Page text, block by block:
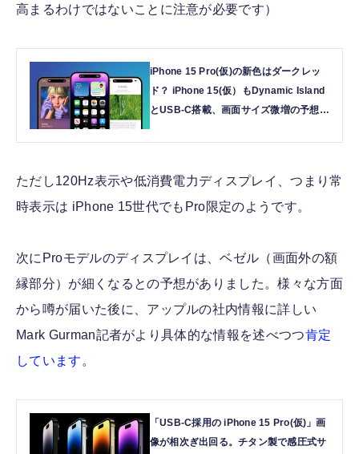
高まるわけではないことに注意が必要です）
iPhone 15 Pro(仮)の新色はダークレッ
ド？ iPhone 15(仮）もDynamic Island
とUSB-C搭載、画面サイズ微増の予想
ただし120Hz表示や低消費電力ディスプレイ、つまり常
時表示は iPhone 15世代でもPro限定のようです。
次にProモデルのディスプレイは、ベゼル（画面外の額
縁部分）が細くなるとの予想がありました。様々な方面
から噂が届いた後に、アップルの社内情報に詳しい
Mark Gurman記者がより具体的な情報を述べつつ肯定
しています 。
「USB-C採用の iPhone 15 Pro(仮)」画
像が相次ぎ出回る。チタン製で感圧式サ